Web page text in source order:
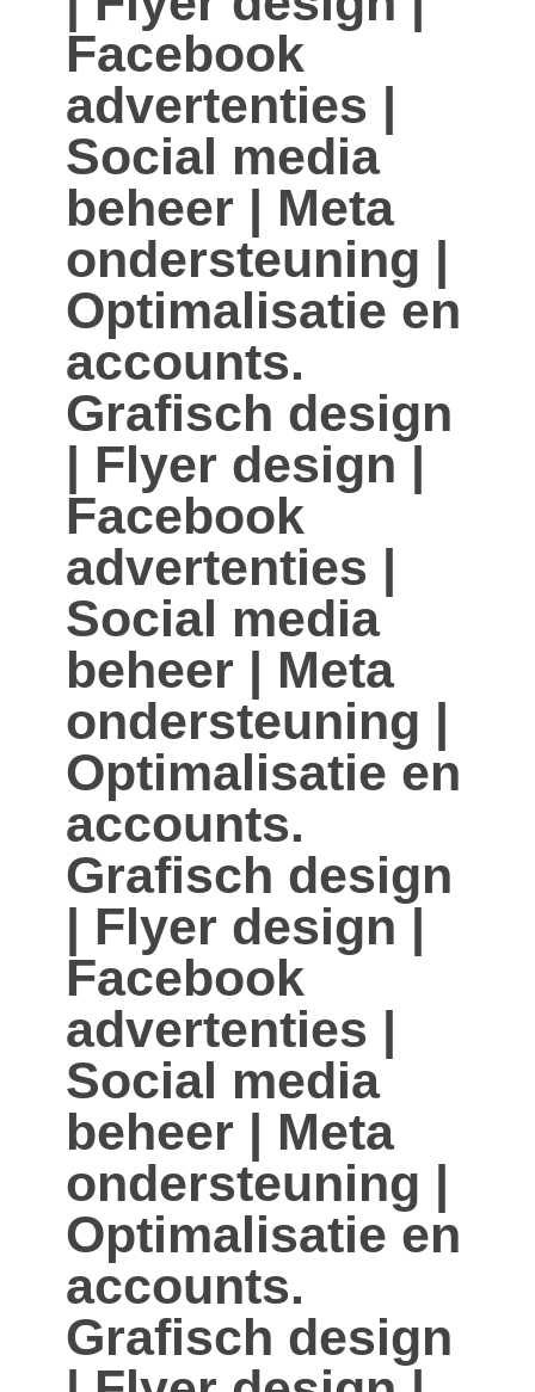
Facebook
advertenties |
Social media
beheer | Meta
ondersteuning |
Optimalisatie en
accounts.
Grafisch design
| Flyer design |
Facebook
advertenties |
Social media
beheer | Meta
ondersteuning |
Optimalisatie en
accounts.
Grafisch design
| Flyer design |
Facebook
advertenties |
Social media
beheer | Meta
ondersteuning |
Optimalisatie en
accounts.
Grafisch design